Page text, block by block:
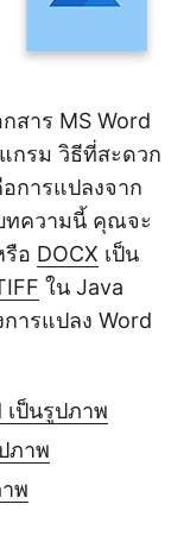
สาร MS Word
กรม วิธีที่สะดวก
การแปลงจาก
ทความนี้ คุณจะ
รือ DOCX เป็น
ใน Java
ารแปลง Word
เป็นรูปภาพ
ภาพ
พ